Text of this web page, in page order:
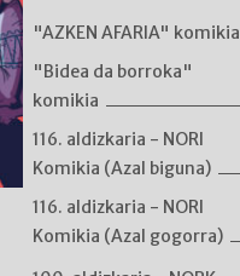
"AZKEN AFARIA" komikia
"Bidea da borroka"
komikia
116. aldizkaria - NORI
Komikia (Azal biguna)
116. aldizkaria - NORI
Komikia (Azal gogorra)